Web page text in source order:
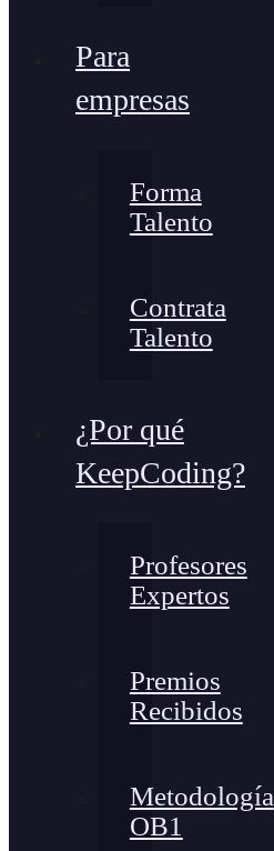
Para
empresas
Forma
Talento
Contrata
Talento
¿Por qué
KeepCoding?
Profesores
Expertos
Premios
Recibidos
Metodología
OB1